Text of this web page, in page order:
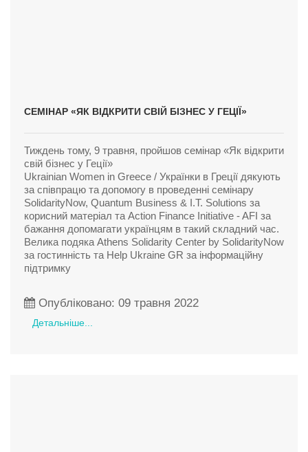
СЕМІНАР «ЯК ВІДКРИТИ СВІЙ БІЗНЕС У ГЕЦІЇ»
Тиждень тому, 9 травня, пройшов семінар «Як відкрити
свій бізнес у Геції»
Ukrainian Women in Greece / Українки в Греції дякують
за співпрацю та допомогу в проведенні семінару
SolidarityNow, Quantum Business & I.T. Solutions за
корисний матеріал та Action Finance Initiative - AFI за
бажання допомагати українцям в такий складний час.
Велика подяка Athens Solidarity Center by SolidarityNow
за гостинність та Help Ukraine GR за інформаційну
підтримку
Опубліковано: 09 травня 2022
Детальніше...